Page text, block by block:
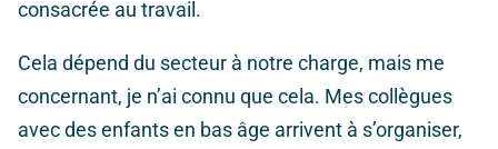
consacrée au travail.
Cela dépend du secteur à notre charge, mais me
concernant, je n’ai connu que cela. Mes collègues
avec des enfants en bas âge arrivent à s’organiser,